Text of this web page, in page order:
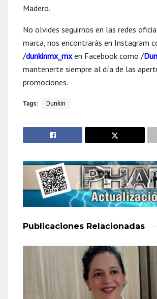
Madero.
No olvides seguirnos en las redes
marca, nos encontrarás en Instagram
/dunkinmx_mxen Facebook como /
mantenerte siempre al día de las
promociones.
Tags: Dunkin
Publicaciones Relacionadas